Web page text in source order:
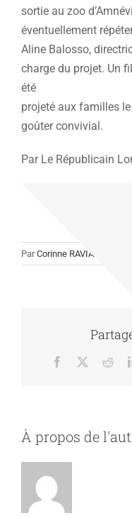
sortie au zoo
éventuellement
Aline Balosso,
charge du projet. Un
été
projeté aux familles le
goûter convivial.
Par Le Républicain
ParCorinne RAVIART
Facebook
À propos de